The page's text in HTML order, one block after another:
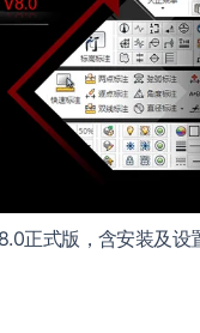
正式版，含安装及设